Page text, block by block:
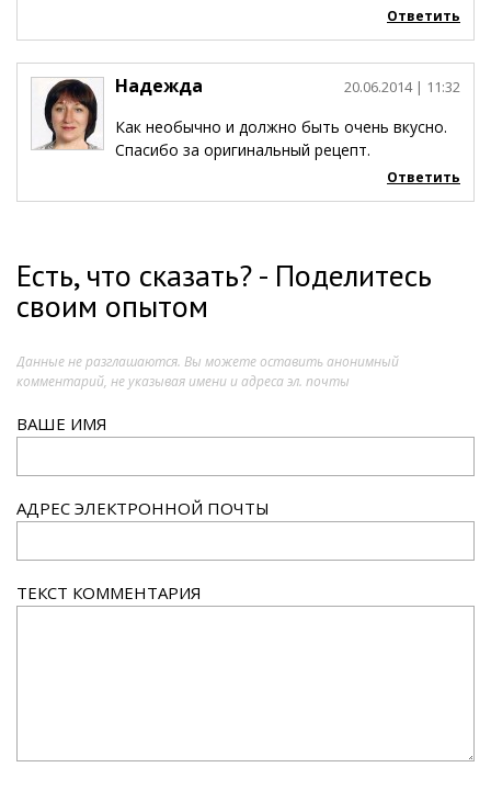
Ответить
Надежда 20.06.2014 | 11:32
Как необычно и должно быть очень вкусно.
Спасибо за оригинальный рецепт.
Ответить
Есть, что сказать? - Поделитесь
своим опытом
Данные не разглашаются. Вы можете оставить анонимный
комментарий, не указывая имени и адреса эл. почты
ВАШЕ ИМЯ
АДРЕС ЭЛЕКТРОННОЙ ПОЧТЫ
ТЕКСТ КОММЕНТАРИЯ